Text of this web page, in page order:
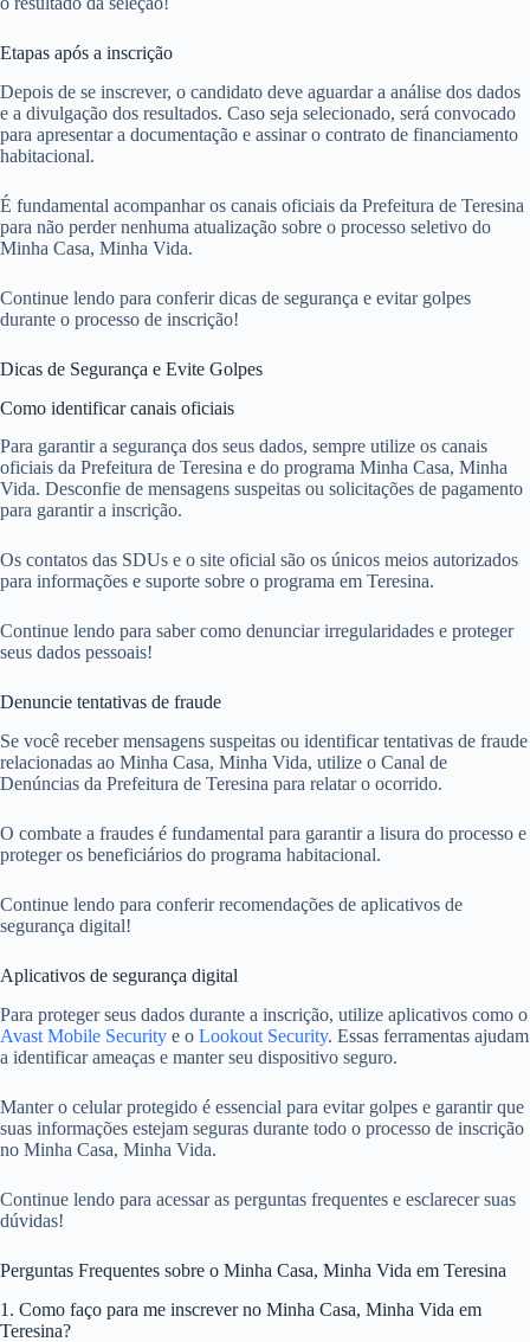
Etapas após a inscrição
Depois de se inscrever, o candidato deve aguardar a análise dos dados
e a divulgação dos resultados. Caso seja selecionado, será convocado
para apresentar a documentação e assinar o contrato de financiamento
habitacional.
É fundamental acompanhar os canais oficiais da Prefeitura de Teresina
para não perder nenhuma atualização sobre o processo seletivo do
Minha Casa, Minha Vida.
Continue lendo para conferir dicas de segurança e evitar golpes
durante o processo de inscrição!
Dicas de Segurança e Evite Golpes
Como identificar canais oficiais
Para garantir a segurança dos seus dados, sempre utilize os canais
oficiais da Prefeitura de Teresina e do programa Minha Casa, Minha
Vida. Desconfie de mensagens suspeitas ou solicitações de pagamento
para garantir a inscrição.
Os contatos das SDUs e o site oficial são os únicos meios autorizados
para informações e suporte sobre o programa em Teresina.
Continue lendo para saber como denunciar irregularidades e proteger
seus dados pessoais!
Denuncie tentativas de fraude
Se você receber mensagens suspeitas ou identificar tentativas de fraude
relacionadas ao Minha Casa, Minha Vida, utilize o Canal de
Denúncias da Prefeitura de Teresina para relatar o ocorrido.
O combate a fraudes é fundamental para garantir a lisura do processo e
proteger os beneficiários do programa habitacional.
Continue lendo para conferir recomendações de aplicativos de
segurança digital!
Aplicativos de segurança digital
Para proteger seus dados durante a inscrição, utilize aplicativos como o
Avast Mobile Security e o Lookout Security. Essas ferramentas ajudam
a identificar ameaças e manter seu dispositivo seguro.
Manter o celular protegido é essencial para evitar golpes e garantir que
suas informações estejam seguras durante todo o processo de inscrição
no Minha Casa, Minha Vida.
Continue lendo para acessar as perguntas frequentes e esclarecer suas
dúvidas!
Perguntas Frequentes sobre o Minha Casa, Minha Vida em Teresina
1. Como faço para me inscrever no Minha Casa, Minha Vida em
Teresina?